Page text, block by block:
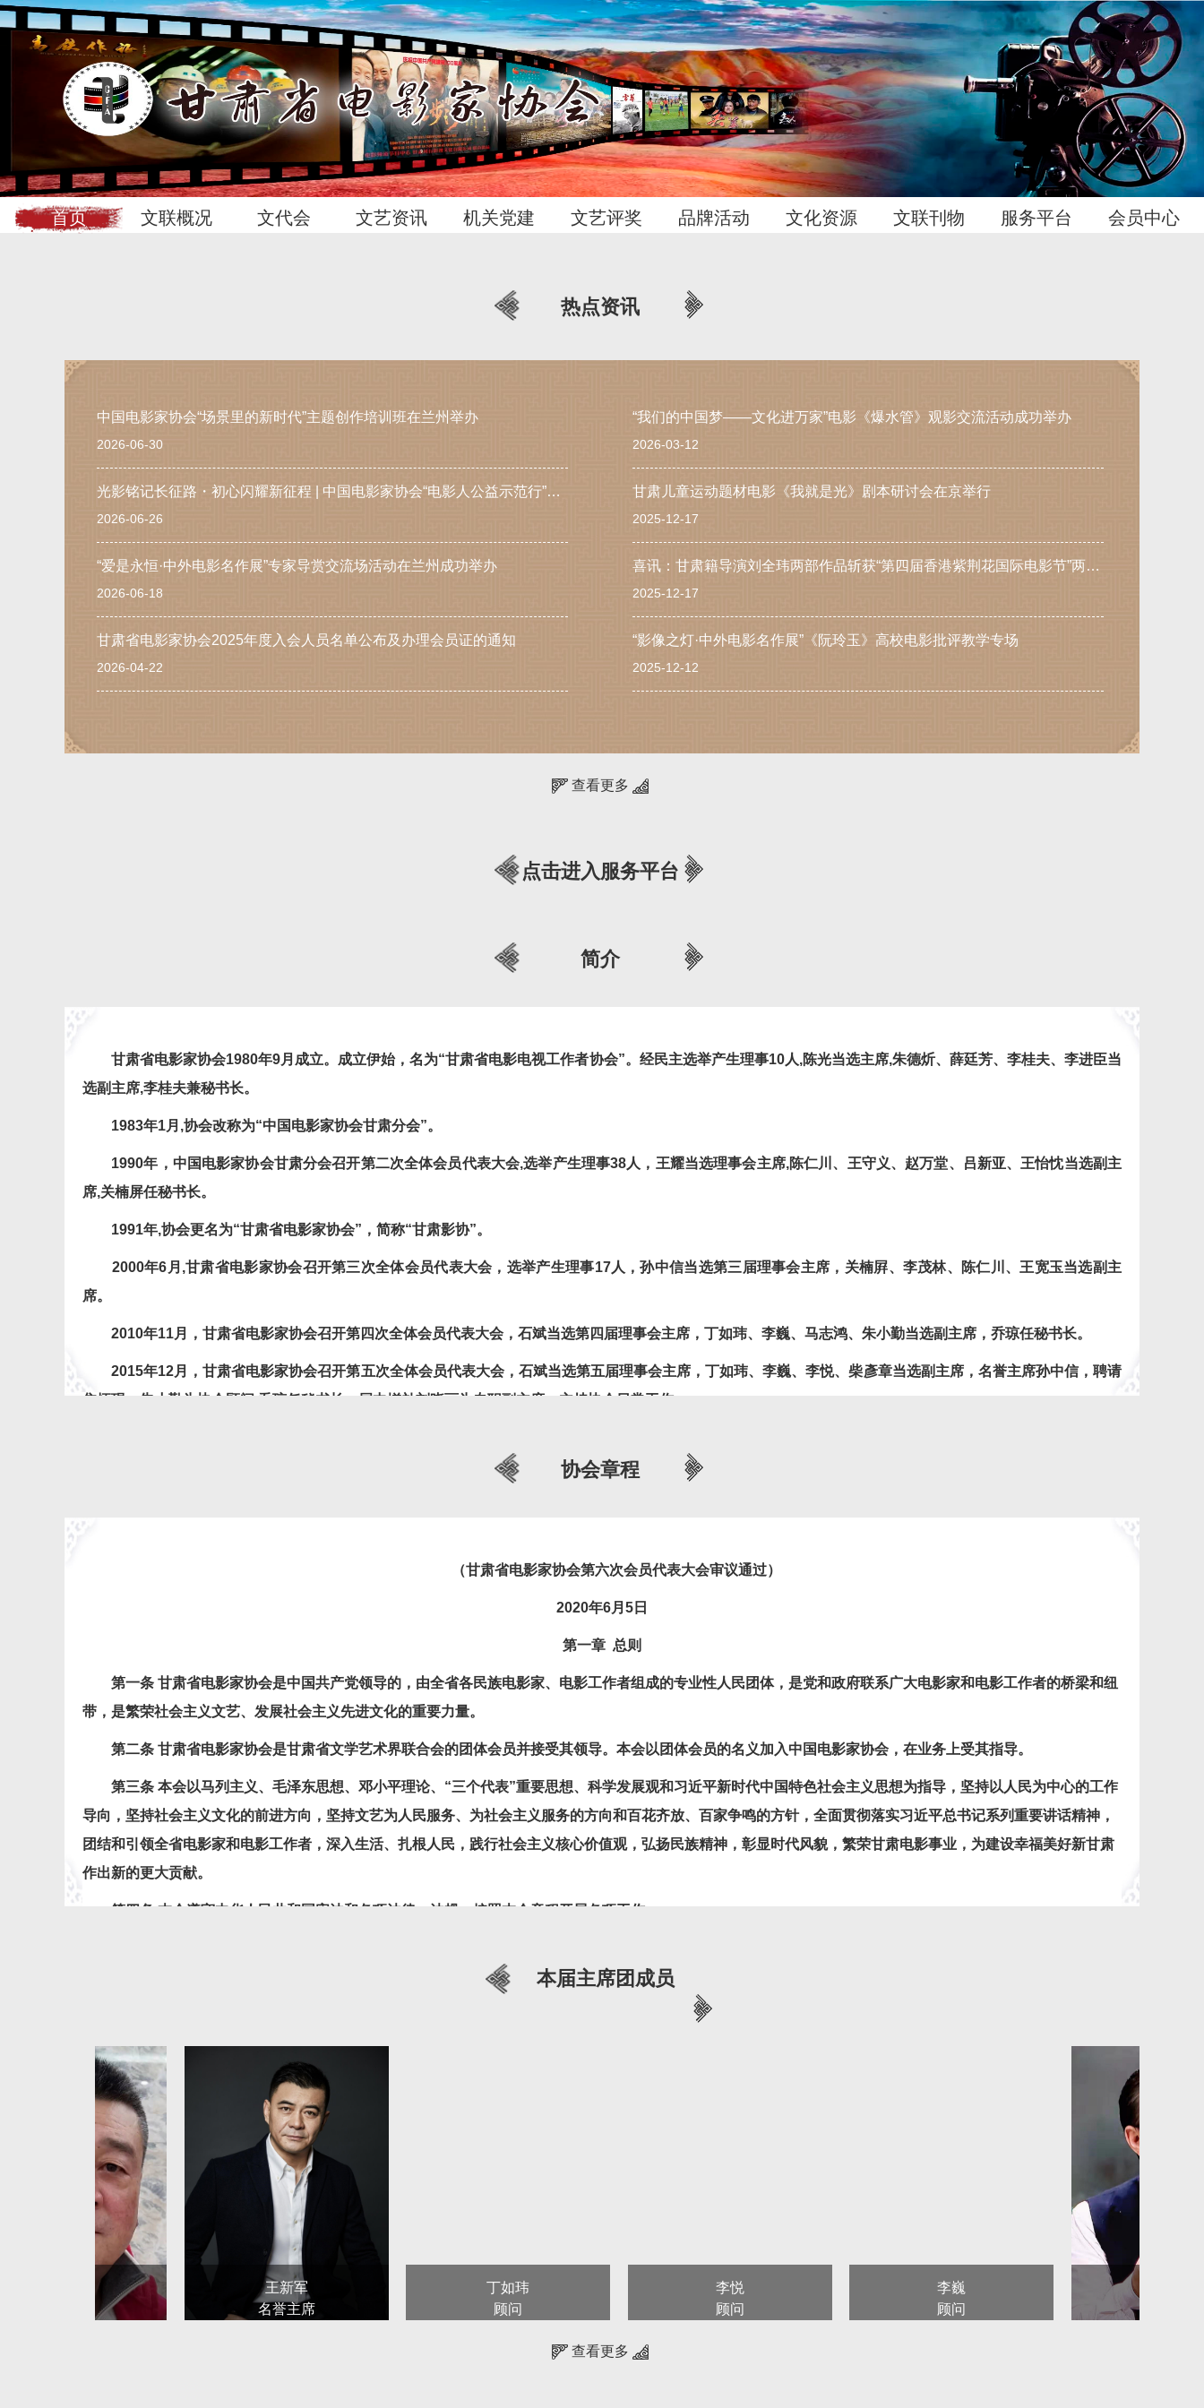
首页 文联概况 文代会 文艺资讯 机关党建 文艺评奖 品牌活动 文化资源 文联刊物 服务平台 会员中心
热点资讯
中国电影家协会“场景里的新时代”主题创作培训班在兰州举办
2026-06-30
光影铭记长征路・初心闪耀新征程 | 中国电影家协会“电影人公益示范行”走进甘肃兰州活动成功举办
2026-06-26
“爱是永恒·中外电影名作展”专家导赏交流场活动在兰州成功举办
2026-06-18
甘肃省电影家协会2025年度入会人员名单公布及办理会员证的通知
2026-04-22
“我们的中国梦——文化进万家”电影《爆水管》观影交流活动成功举办
2026-03-12
甘肃儿童运动题材电影《我就是光》剧本研讨会在京举行
2025-12-17
喜讯：甘肃籍导演刘全玮两部作品斩获“第四届香港紫荆花国际电影节”两项大奖
2025-12-17
“影像之灯·中外电影名作展”《阮玲玉》高校电影批评教学专场
2025-12-12
查看更多
点击进入服务平台
简介
甘肃省电影家协会1980年9月成立。成立伊始，名为“甘肃省电影电视工作者协会”。经民主选举产生理事10人,陈光当选主席,朱德炘、薛廷芳、李桂夫、李进臣当
选副主席,李桂夫兼秘书长。
1983年1月 ,协会改称为“中国电影家协会甘肃分会”。
1990年，中国电影家协会甘肃分会召开第二次全体会员代表大会,选举产生理事38人，王耀当选理事会主席,陈仁川、王守义、赵万堂、吕新亚、王怡忱当选副主
席,关楠屏任秘书长。
1991年,协会更名为“甘肃省电影家协会” ，简称“甘肃影协”。
2000年6 月 ,甘肃省电影家协会召开第三次全体会员代表大会，选举产生理事17人，孙中信当选第三届理事会主席，关楠屛、李茂林、陈仁川、王宽玉当选副主
席。
2010年11月，甘肃省电影家协会召开第四次全体会员代表大会，石斌当选第四届理事会主席，丁如玮、李巍、马志鸿、朱小勤当选副主席，乔琼任秘书长。
2015年12月，甘肃省电影家协会召开第五次全体会员代表大会，石斌当选第五届理事会主席，丁如玮、李巍、李悦、柴彥章当选副主席，名誉主席孙中信，聘请
焦炳琨、朱小勤为协会顾问 乔琼任秘书长。届中增补刘晓丽为专职副主席，主持协会日常工作。
余名，中国影协会员32名。
协会章程
（甘肃省电影家协会第六次会员代表大会审议通过）
2020年6月 5 日
第一章 总则
第一条 甘肃省电影家协会是中国共产党领导的，由全省各民族电影家、电影工作者组成的专业性人民团体，是党和政府联系广大电影家和电影工作者的桥梁和纽
带，是繁荣社会主义文艺、发展社会主义先进文化的重要力量。
第二条 甘肃省电影家协会是甘肃省文学艺术界联合会的团体会员并接受其领导。本会以团体会员的名义加入中国电影家协会，在业务上受其指导。
第三条 本会以马列主义、毛泽东思想、邓小平理论、“三个代表”重要思想、科学发展观和习近平新时代中国特色社会主义思想为指导，坚持以人民为中心的工作
导向，坚持社会主义文化的前进方向，坚持文艺为人民服务、为社会主义服务的方向和百花齐放、百家争鸣的方针，全面贯彻落实习近平总书记系列重要讲话精神，
团结和引领全省电影家和电影工作者，深入生活、扎根人民，践行社会主义核心价值观，弘扬民族精神，彰显时代风貌，繁荣甘肃电影事业，为建设幸福美好新甘肃
作出新的更大贡献。
第四条 本会遵守中华人民共和国宪法和各项法律、法规，按照本会章程开展各项工作。
本会对会员积极履行团结引导、联络协调、服务管理、自律维权的基本职能，加强同会员、团体会员、新文艺群体的联系、合作与交流，发挥协会在行业
。通过组织学习、深入生活、采风创作、评奖办会、成果展示，开展理论研讨、调查研究，强化惠民公益服务、对外交流、人才培训、权益保护等
各项工作，对会员进行业务指导。
第六条本会按照德艺双馨要求，
加强思想引领、政治引领、价值引领，努力提高甘肃省电影家和电影工作者队伍的思想道德素质、文化修养和业务水平，弘
扬“爱国、为民、崇德、尚艺”的文艺界核心价值观，践行中国文艺工作者职业道德公约，培育良好的职业精神和职业道德，加强行业服务、行业管理、行业自律。
第七条 组织引导全省电影工作者深入生活、扎根人民，开展创作活动，鼓励会员把创作优秀作品作为中心环节，不断提高电影艺术水平。在电影艺术创作中要努
力反映社会主义时代精神和人民群众创造历史的精神风貌，阐发和传播中国精神，传承和弘扬中华民族优秀文化传统，保护中华民族优秀文化遗产。鼓励探索和创
新，提倡题材、体裁、形式及风格、流派的多样化。繁荣电影剧本创作，不断提高电影作品的思想和艺术水平。
第八条
推动电影理论研究和学术评论，组织学术交流，发现、培育新生力量，发展有贡献、有影响的电影人才、组织和群体入会，壮大甘肃电影工作者队伍。扶
植、推荐电影新人新作，鼓励会员艺术创新和业务创新。建设文艺阵地，采取多种形式组织开展各类电影作品的展览、研讨等学术活动。
完善评奖机制，严格评奖程
序，认真组织开展“甘肃电影锦鸡奖”的评
表彰奖励电影创作生产、发行放映、理论创新的优秀成果，对成绩突出的团体会员、个人会员和电影工作者予以表
本届主席团成员
王新军
名誉主席
丁如玮
顾问
李悦
顾问
李巍
顾问
查看更多